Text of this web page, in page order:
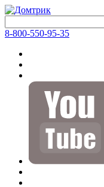
8-800-550-95-35